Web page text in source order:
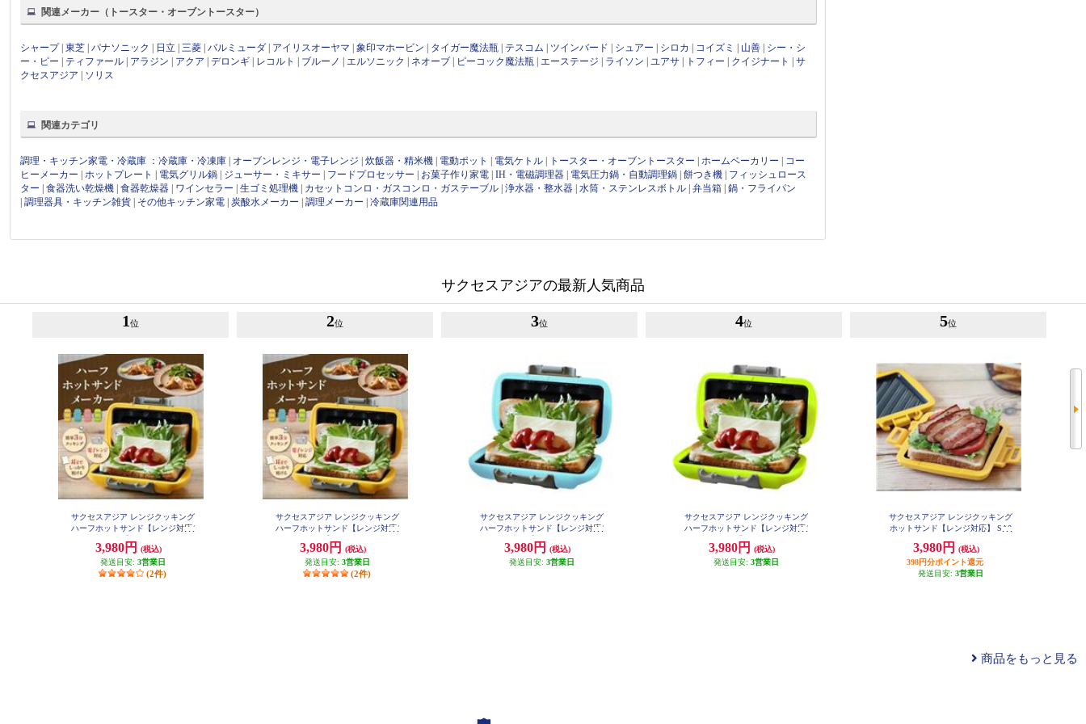
関連メーカー（トースター・オーブントースター）
シャープ|東芝 |パナソニック 日立 |三菱 |バルミューダ アイリスオーヤマ |象印マホービン タイガー魔法瓶 テスコム ツインバード シュアー シロカ コイズミ 山善
シー・シ
ー・ピー
ティファール アラジン アクア |デロンギ レコルト ブルーノ エルソニック ネオーブ ピーコック魔法瓶 エーステージ ライソン |ユアサ トフィー クイジナート |サ
クセスアジア
ソリス
関連カテゴリ
調理・キッチン家電・冷蔵庫 ：冷蔵庫・冷凍庫 オーブンレンジ・電子レンジ |炊飯器・精米機 電動ポット 電気ケトル トースター・オーブントースター |ホームベーカリー
コー
ヒーメーカー |ホットプレート 電気グリル鍋 ジューサー・ミキサー フードプロセッサー お菓子作り家電 |IH・電磁調理器 電気圧力鍋・自動調理鍋 |餅つき機
フィッシュロース
ター |食器洗い乾燥機 |食器乾燥器 ワインセラー |生ゴミ処理機 カセットコンロ・ガスコンロ・ガステーブル |浄水器・整水器 |水筒・ステンレスボトル |弁当箱 |鍋・フライパン
|調理器具・キッチン雑貨 その他キッチン家電 |炭酸水メーカー |調理メーカー |冷蔵庫関連用品
サクセスアジアの最新人気商品
1 位
サクセスアジア レンジクッキング
ハーフホットサンド【レンジ対応/
3,980円
(税込)
発送目安: 3営業日
(2件)
2位
サクセスアジア レンジクッキング
ハーフホットサンド【レンジ対応/
3,980円
(税込)
発送目安: 3営業日
(2件)
3位
サクセスアジア レンジクッキング
ハーフホットサンド【レンジ対応/
3,980円
(税込)
発送目安: 3営業日
4位
サクセスアジア レンジクッキング
ハーフホットサンド【レンジ対応/
3,980円
(税込)
発送目安: 3営業日
5位
サクセスアジア レンジクッキング
ホットサンド【レンジ対応】 SA0
3,980円
(税込)
398円分ポイント還元
発送目安: 3営業日
商品をもっと見る